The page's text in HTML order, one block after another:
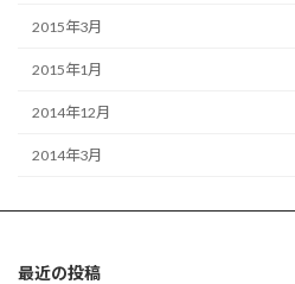
2015年3月
2015年1月
2014年12月
2014年3月
最近の投稿